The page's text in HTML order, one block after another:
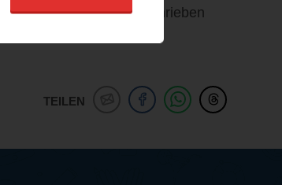
ist, wie ich schon geschrieben
TEILEN